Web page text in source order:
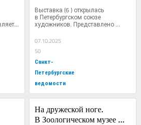
горячей эмали»
Выставка (6 ) открылась
в Петербургском союзе
художников. Представлено
около 50...
07.10.2025
50
Санкт-
Петербургские
ведомости
На дружеской ноге.
В Зоологическом музее